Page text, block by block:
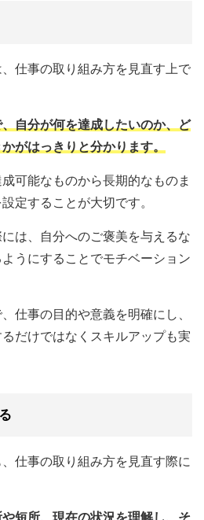
仕事の取り組み方を見直す上で
自分が何を達成したいのか、ど
がはっきりと分かります。
可能なものから長期的なものま
定することが大切です。
は、自分へのご褒美を与えるな
うにすることでモチベーション
仕事の目的や意義を明確にし、
だけではなくスキルアップも実
仕事の取り組み方を見直す際に